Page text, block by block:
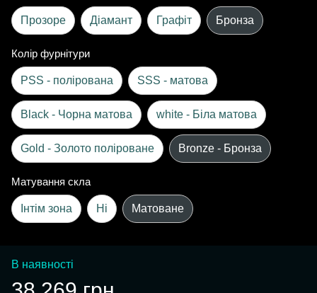
Прозоре Діамант Графіт Бронза
Колір фурнітури
PSS - полірована SSS - матова
Black - Чорна матова white - Біла матова
Gold - Золото поліроване Bronze - Бронза
Матування скла
Інтім зона Ні Матоване
В наявності